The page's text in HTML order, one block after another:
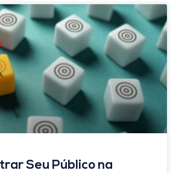
Seu Público na